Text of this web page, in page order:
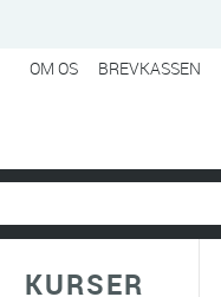
OM OS BREVKASSEN
KURSER